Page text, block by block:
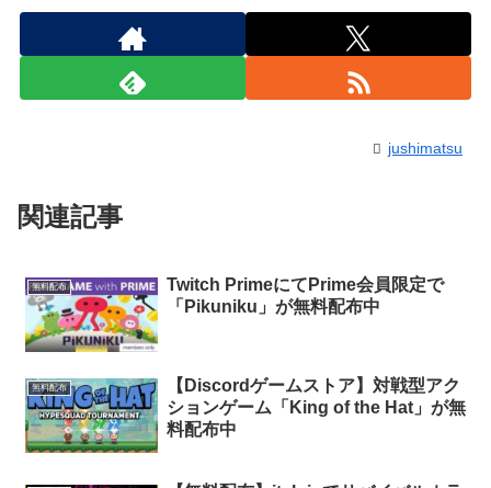
jushimatsu
関連記事
無料配布
Twitch PrimeにてPrime会員限定で
「Pikuniku」が無料配布中
無料配布
【Discordゲームストア】対戦型アク
ションゲーム「King of the Hat」が無
料配布中